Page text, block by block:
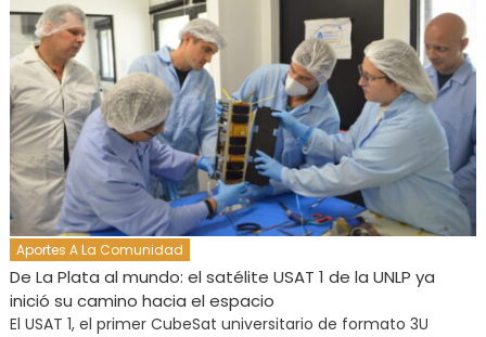
Aportes A La Comunidad
De La Plata al mundo: el satélite USAT 1 de la UNLP ya
inició su camino hacia el espacio
El USAT 1, el primer CubeSat universitario de formato 3U